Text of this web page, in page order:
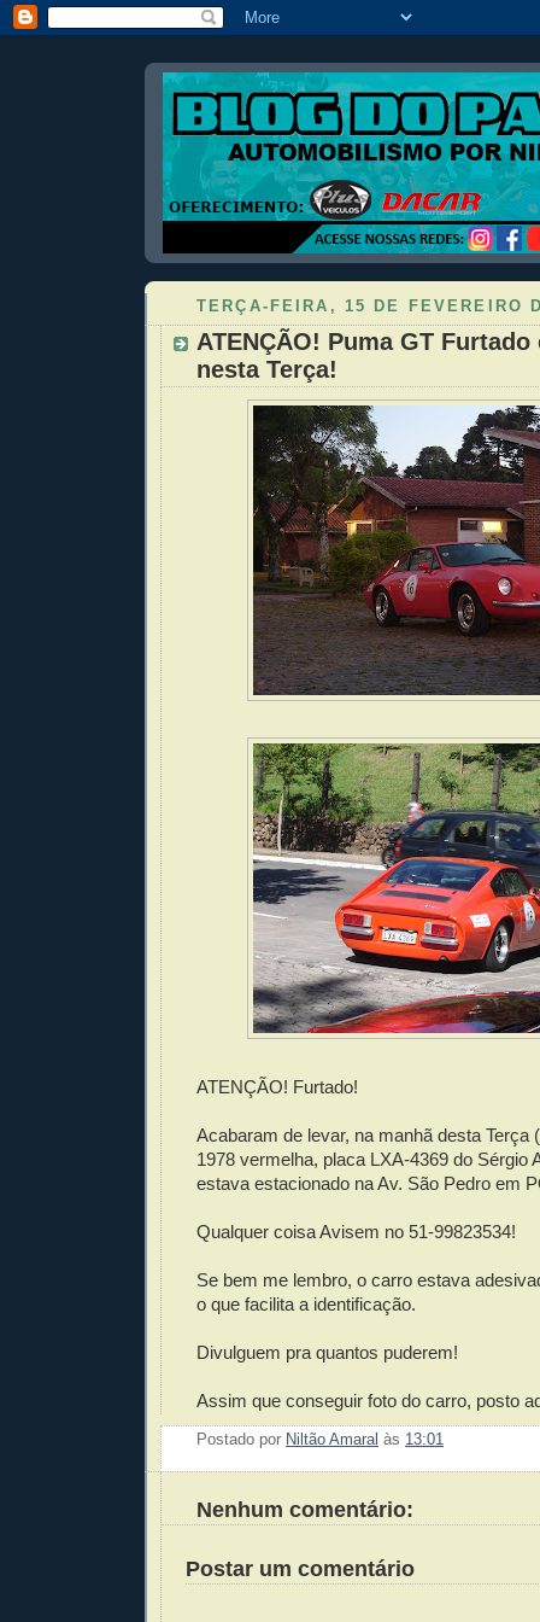
TERÇA-FEIRA, 15 DE FEVEREIRO
ATENÇÃO! Puma GT Furtado
nesta Terça!
ATENÇÃO! Furtado!
Acabaram de levar, na manhã desta Terça
1978 vermelha, placa LXA-4369 do Sérgio
estava estacionado na Av. São Pedro em
Qualquer coisa Avisem no 51-99823534!
Se bem me lembro, o carro estava
o que facilita a identificação.
Divulguem pra quantos puderem!
Assim que conseguir foto do carro, posto
Postado por Niltão Amaral às 13:01
Nenhum comentário:
Postar um comentário